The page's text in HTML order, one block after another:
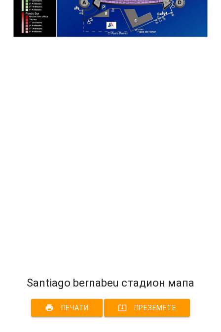
Santiago bernabeu стадион мапа
print ПЕЧАТИ system_update_alt ПРЕЗЕМЕТЕ